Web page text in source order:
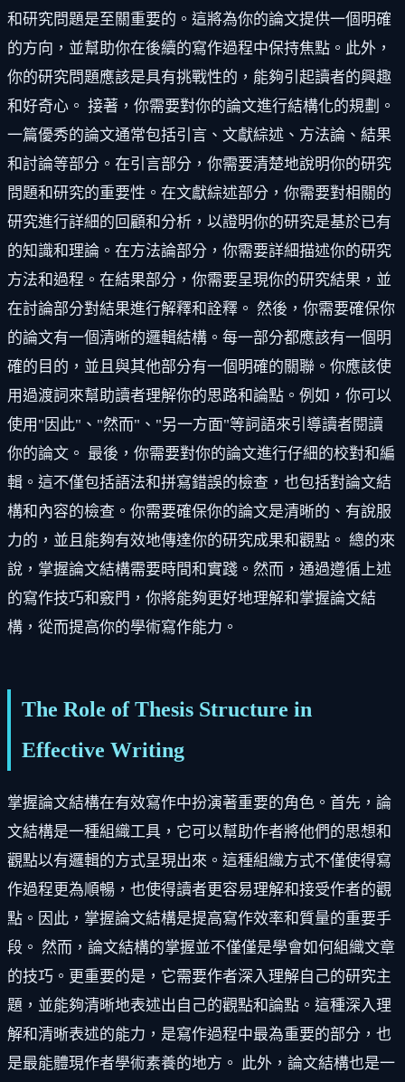
和研究問題是至關重要的。這將為你的論文提供一個明確
的方向，並幫助你在後續的寫作過程中保持焦點。此外，
你的研究問題應該是具有挑戰性的，能夠引起讀者的興趣
和好奇心。 接著，你需要對你的論文進行結構化的規劃。
一篇優秀的論文通常包括引言、文獻綜述、方法論、結果
和討論等部分。在引言部分，你需要清楚地說明你的研究
問題和研究的重要性。在文獻綜述部分，你需要對相關的
研究進行詳細的回顧和分析，以證明你的研究是基於已有
的知識和理論。在方法論部分，你需要詳細描述你的研究
方法和過程。在結果部分，你需要呈現你的研究結果，並
在討論部分對結果進行解釋和詮釋。 然後，你需要確保你
的論文有一個清晰的邏輯結構。每一部分都應該有一個明
確的目的，並且與其他部分有一個明確的關聯。你應該使
用過渡詞來幫助讀者理解你的思路和論點。例如，你可以
使用"因此"、"然而"、"另一方面"等詞語來引導讀者閱讀
你的論文。 最後，你需要對你的論文進行仔細的校對和編
輯。這不僅包括語法和拼寫錯誤的檢查，也包括對論文結
構和內容的檢查。你需要確保你的論文是清晰的、有說服
力的，並且能夠有效地傳達你的研究成果和觀點。 總的來
說，掌握論文結構需要時間和實踐。然而，通過遵循上述
的寫作技巧和竅門，你將能夠更好地理解和掌握論文結
構，從而提高你的學術寫作能力。
The Role of Thesis Structure in
Effective Writing
掌握論文結構在有效寫作中扮演著重要的角色。首先，論
文結構是一種組織工具，它可以幫助作者將他們的思想和
觀點以有邏輯的方式呈現出來。這種組織方式不僅使得寫
作過程更為順暢，也使得讀者更容易理解和接受作者的觀
點。因此，掌握論文結構是提高寫作效率和質量的重要手
段。 然而，論文結構的掌握並不僅僅是學會如何組織文章
的技巧。更重要的是，它需要作者深入理解自己的研究主
題，並能夠清晰地表述出自己的觀點和論點。這種深入理
解和清晰表述的能力，是寫作過程中最為重要的部分，也
是最能體現作者學術素養的地方。 此外，論文結構也是一